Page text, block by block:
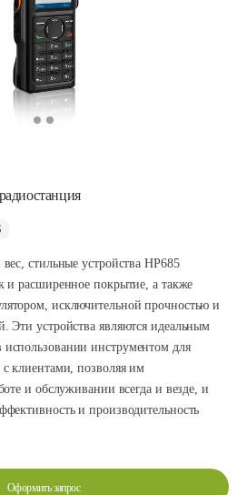
стильные устройства HP685
и расширенное покрытие, а также
исключительной прочностью и
Эти устройства являются идеальным
инструментом для
клиентами, позволяя им
и обслуживании всегда и везде, и
и производительность
Оформить запрос